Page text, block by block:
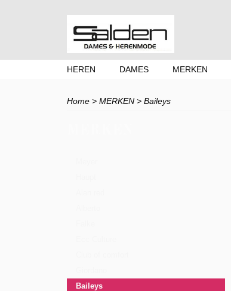
HEREN DAMES MERKEN
Home > MERKEN > Baileys
Baileys